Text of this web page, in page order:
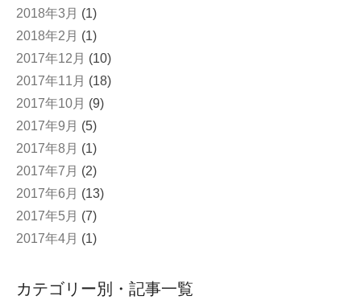
2018年3月 (1)
2018年2月 (1)
2017年12月 (10)
2017年11月 (18)
2017年10月 (9)
2017年9月 (5)
2017年8月 (1)
2017年7月 (2)
2017年6月 (13)
2017年5月 (7)
2017年4月 (1)
カテゴリー別・記事一覧